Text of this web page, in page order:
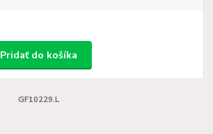
Pridať do košíka
GF10229.L